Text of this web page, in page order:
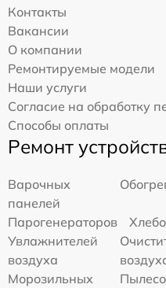
Контакты
Вакансии
О компании
Ремонтируемые модели
Наши услуги
Согласие на обработку
Способы оплаты
Ремонт
Варочных
панелей
Парогенераторов
Увлажнителей
воздуха
Морозильных